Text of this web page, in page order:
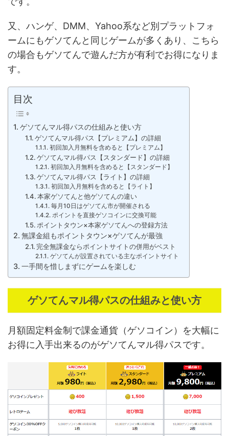
又、ハンゲ、DMM、Yahoo系など別プラットフォ
ームにもゲソてんと同じゲームが多くあり、こちら
の場合もゲソてんで遊んだ方が有利でお得になりま
す。
目次
ゲソてんマル得パスの仕組みと使い方
ゲソてんマル得パス【プレミアム】の詳細
初回加入月無料を含めると【プレミアム】
ゲソてんマル得パス【スタンダード】の詳細
初回加入月無料を含めると【スタンダード】
ゲソてんマル得パス【ライト】の詳細
初回加入月無料を含めると【ライト】
本家ゲソてんと他ゲソてんの違い
毎月10日はゲソてん市が開催される
ポイントを直接ゲソコインに交換可能
ポイントタウン×本家ゲソてんへの登録方法
無課金組もポイントタウン×ゲソてんが最強
完全無課金ならポイントサイトの併用がベスト
ゲソてんが設置されている主なポイントサイト
一手間を惜しまずにゲームを楽しむ
ゲソてんマル得パスの仕組みと使い方
月額固定料金制で課金通貨（ゲソコイン）を大幅に
お得に入手出来るのがゲソてんマル得パスです。